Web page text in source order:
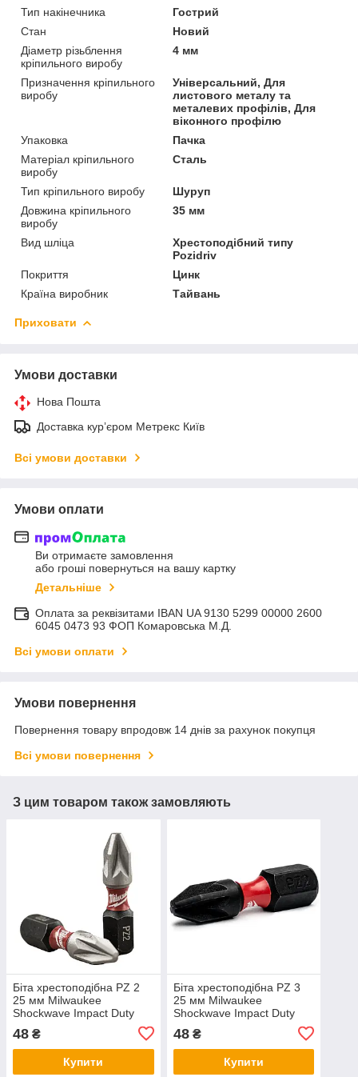
Тип накінечника
Гострий
Стан
Новий
Діаметр різьблення
кріпильного виробу
4 мм
Призначення кріпильного
виробу
Універсальний, Для
листового металу та
металевих профілів, Для
віконного профілю
Упаковка
Пачка
Матеріал кріпильного
виробу
Сталь
Тип кріпильного виробу
Шуруп
Довжина кріпильного
виробу
35 мм
Вид шліца
Хрестоподібний типу
Pozidriv
Покриття
Цинк
Країна виробник
Тайвань
Приховати
Умови доставки
Нова Пошта
Доставка курʼєром Метрекс Київ
Всі умови доставки
Умови оплати
Ви отримаєте замовлення
або гроші повернуться на вашу картку
Детальніше
Оплата за реквізитами IBAN UA 9130 5299 00000 2600
6045 0473 93 ФОП Комаровська М.Д.
Всі умови оплати
Умови повернення
Повернення товару впродовж 14 днів за рахунок покупця
Всі умови повернення
З цим товаром також замовляють
Біта хрестоподібна PZ 2
25 мм Milwaukee
Shockwave Impact Duty
48 ₴
Купити
Біта хрестоподібна PZ 3
25 мм Milwaukee
Shockwave Impact Duty
48₴
Купити